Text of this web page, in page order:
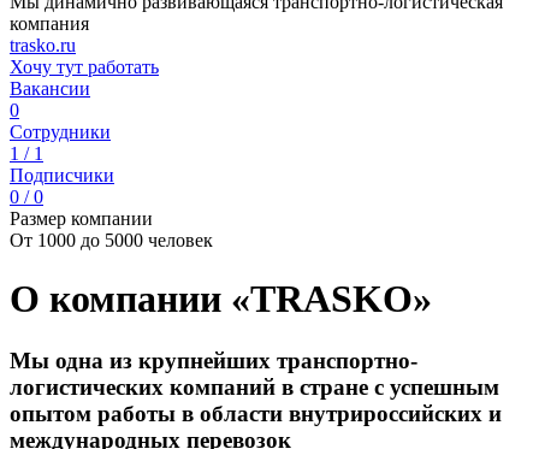
компания
trasko.ru
Хочу тут работать
Вакансии
0
Сотрудники
1 / 1
Подписчики
0 / 0
Размер компании
От 1000 до 5000 человек
О компании «TRASKO»
Мы одна из крупнейших транспортно-
логистических компаний в стране с успешным
опытом работы в области внутрироссийских и
международных перевозок